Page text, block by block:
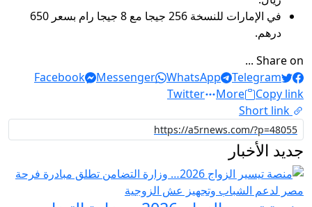
في الإمارات للنسخة 256 جيجا مع 8 جيجا رام بسعر 650
درهم.
Share on ...
Facebook
Messenger WhatsApp
Telegram
Twitter
More
Copy link
Short link
جديد الأخبار